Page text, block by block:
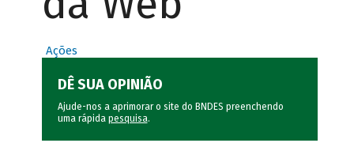
Ações
DÊ SUA OPINIÃO
Ajude-nos a aprimorar o site do BNDES preenchendo
uma rápida pesquisa.